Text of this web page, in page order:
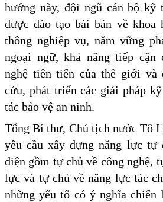
hướng này, đội ngũ cán bộ kỹ
được đào tạo bài bản về khoa
thông nghiệp vụ, nắm vững
ngoại ngữ, khả năng tiếp cận
nghệ tiên tiến của thế giới và
cứu, phát triển các giải pháp
tác bảo vệ an ninh.
Tổng Bí thư, Chủ tịch nước Tô
yêu cầu xây dựng năng lực tự
diện gồm tự chủ về công nghệ,
lực và tự chủ về năng lực tác
những yếu tố có ý nghĩa chiến